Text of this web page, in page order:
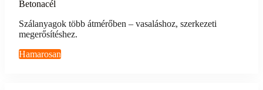
Betonacél
Szálanyagok több átmérőben – vasaláshoz, szerkezeti
megerősítéshez.
Hamarosan